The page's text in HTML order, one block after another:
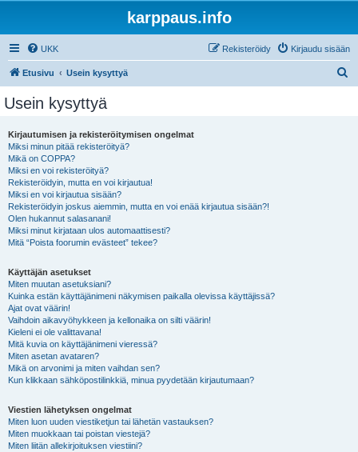
karppaus.info
UKK Kirjaudu sisään
Rekisteröidy
Etusivu Usein kysyttyä
Usein kysyttyä
Kirjautumisen ja rekisteröitymisen ongelmat
Miksi minun pitää rekisteröityä?
Mikä on COPPA?
Miksi en voi rekisteröityä?
Rekisteröidyin, mutta en voi kirjautua!
Miksi en voi kirjautua sisään?
Rekisteröidyin joskus aiemmin, mutta en voi enää kirjautua sisään?!
Olen hukannut salasanani!
Miksi minut kirjataan ulos automaattisesti?
Mitä “Poista foorumin evästeet” tekee?
Käyttäjän asetukset
Miten muutan asetuksiani?
Kuinka estän käyttäjänimeni näkymisen paikalla olevissa käyttäjissä?
Ajat ovat väärin!
Vaihdoin aikavyöhykkeen ja kellonaika on silti väärin!
Kieleni ei ole valittavana!
Mitä kuvia on käyttäjänimeni vieressä?
Miten asetan avataren?
Mikä on arvonimi ja miten vaihdan sen?
Kun klikkaan sähköpostilinkkiä, minua pyydetään kirjautumaan?
Viestien lähetyksen ongelmat
Miten luon uuden viestiketjun tai lähetän vastauksen?
Miten muokkaan tai poistan viestejä?
Miten liitän allekirjoituksen viestiini?